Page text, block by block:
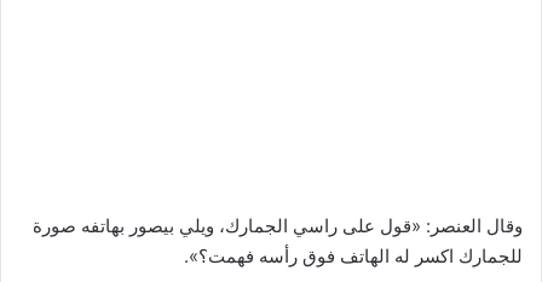
وقال العنصر: «قول على راسي الجمارك، ويلي بيصور بهاتفه صورة
للجمارك اكسر له الهاتف فوق رأسه فهمت؟».